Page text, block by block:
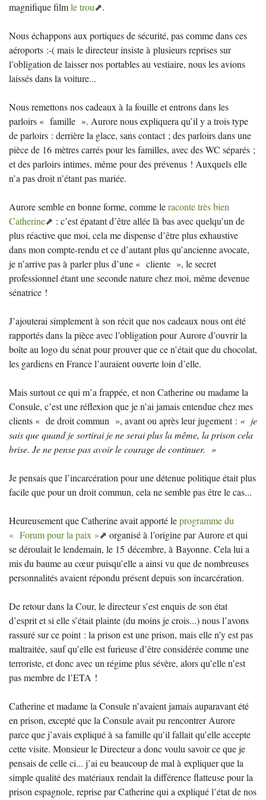
magnifique filmle trou .
Nous échappons aux portiques de sécurité, pas comme dans ces
aéroports :-( mais le directeur insiste à plusieurs reprises sur
l’obligation de laisser nos portables au vestiaire, nous les avions
laissés dans la voiture...
Nous remettons nos cadeaux à la fouille et entrons dans les
parloirs « famille ». Aurore nous expliquera qu’il y a trois type
de parloirs : derrière la glace, sans contact ; des parloirs dans une
pièce de 16 mètres carrés pour les familles, avec desWC séparés ;
et des parloirs intimes, même pour des prévenus ! Auxquels elle
n’a pas droit n’étant pas mariée.
Aurore semble en bonne forme, comme leraconte très bien
Catherine
: c’est épatant d’être allée là bas avec quelqu’un de
plus réactive que moi, cela me dispense d’être plus exhaustive
dans mon compte-rendu et ce d’autant plus qu’ancienne avocate,
je n’arrive pas à parler plus d’une « cliente », le secret
professionnel étant une seconde nature chez moi, même devenue
sénatrice !
J’ajouterai simplement à son récit que nos cadeaux nous ont été
rapportés dans la pièce avec l’obligation pour Aurore d’ouvrir la
boîte au logo du sénat pour prouver que ce n’était que du chocolat,
les gardiens en France l’auraient ouverte loin d’elle.
Mais surtout ce qui m’a frappée, et non Catherine ou madame la
Consule, c’est une réflexion que je n’ai jamais entendue chez mes
clients « de droit commun », avant ou après leur jugement : « je
sais que quand je sortirai je ne serai plus la même, la prison cela
brise. Je ne pense pas avoir le courage de continuer. »
Je pensais que l’incarcération pour une détenue politique était plus
facile que pour un droit commun, cela ne semble pas être le cas...
Heureusement que Catherine avait apporté leprogramme du
« Forum pour la paix »
organisé à l’origine par Aurore et qui
se déroulait le lendemain, le 15 décembre, à Bayonne. Cela lui a
mis du baume au cœur puisqu’elle a ainsi vu que de nombreuses
personnalités avaient répondu présent depuis son incarcération.
De retour dans la Cour, le directeur s’est enquis de son état
d’esprit et si elle s’était plainte (du moins je crois...) nous l’avons
rassuré sur ce point : la prison est une prison, mais elle n’y est pas
maltraitée, sauf qu’elle est furieuse d’être considérée comme une
terroriste, et donc avec un régime plus sévère, alors qu’elle n’est
pas membre de l’ETA !
Catherine et madame la Consule n’avaient jamais auparavant été
en prison, excepté que la Consule avait pu rencontrer Aurore
parce que j’avais expliqué à sa famille qu’il fallait qu’elle accepte
cette visite. Monsieur le Directeur a donc voulu savoir ce que je
pensais de celle ci... j’ai eu beaucoup de mal à expliquer que la
simple qualité des matériaux rendait la différence flatteuse pour la
prison espagnole, reprise par Catherine qui a expliqué l’état de nos